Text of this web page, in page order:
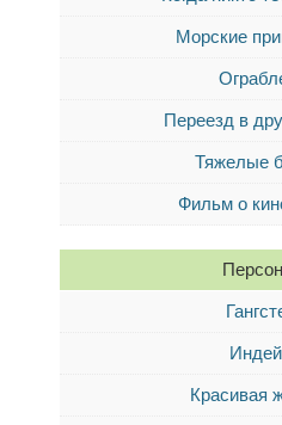
Морские
Переезд в
Тяжелые
Фильм о
Красивая